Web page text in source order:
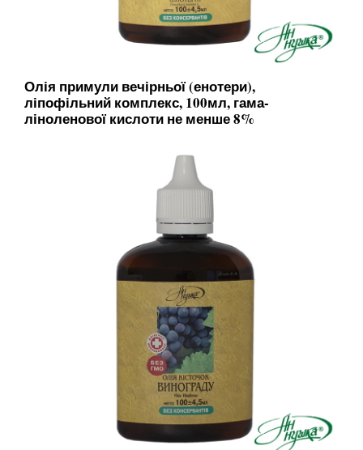
Олія примули вечірньої (енотери),
ліпофільний комплекс, 100мл, гама-
ліноленової кислоти не менше 8%